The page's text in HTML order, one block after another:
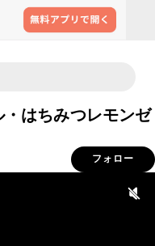
はちみつレモンゼ
フォロー